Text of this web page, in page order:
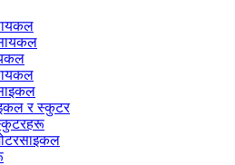
र स्कुटर